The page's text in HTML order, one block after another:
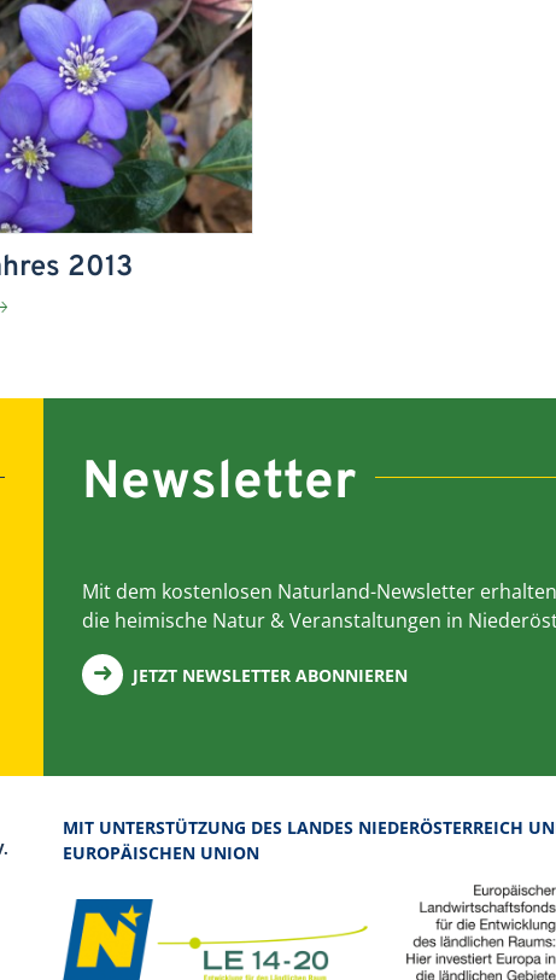
2013
Newsletter
Mit dem kostenlosen Naturland-Newsletter
die heimische Natur & Veranstaltungen in
JETZT NEWSLETTER ABONNIEREN
MIT UNTERSTÜTZUNG DES LANDES NIEDERÖSTERREICH
EUROPÄISCHEN UNION